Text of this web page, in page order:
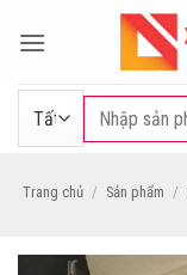
qua
Tìm
Trang chủ / Sản phẩm /